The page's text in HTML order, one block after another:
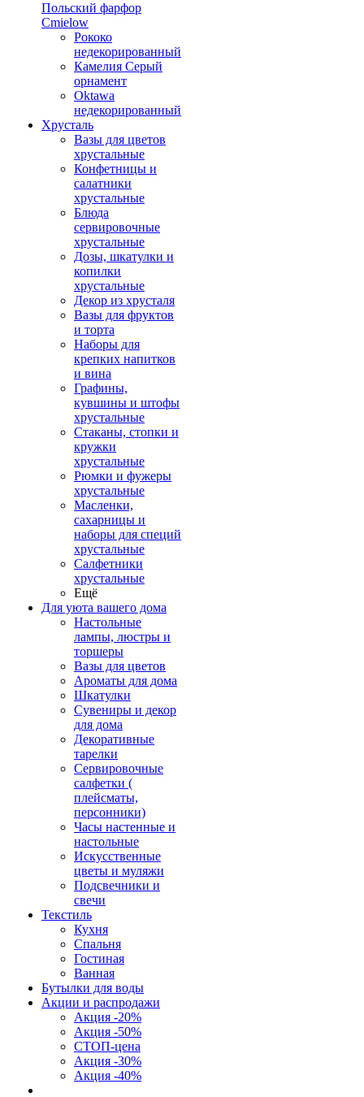
Польский фарфор
Сmielow
Рококо
недекорированный
Камелия Серый
орнамент
Oktawa
недекорированный
Хрусталь
Вазы для цветов
хрустальные
Конфетницы и
салатники
хрустальные
Блюда
сервировочные
хрустальные
Дозы, шкатулки и
копилки
хрустальные
Декор из хрусталя
Вазы для фруктов
и торта
Наборы для
крепких напитков
и вина
Графины,
кувшины и штофы
хрустальные
Стаканы, стопки и
кружки
хрустальные
Рюмки и фужеры
хрустальные
Масленки,
сахарницы и
наборы для специй
хрустальные
Салфетники
хрустальные
Ещё
Для уюта вашего дома
Настольные
лампы, люстры и
торшеры
Вазы для цветов
Ароматы для дома
Шкатулки
Сувениры и декор
для дома
Декоративные
тарелки
Сервировочные
салфетки (
плейсматы,
персонники)
Часы настенные и
настольные
Искусственные
цветы и муляжи
Подсвечники и
свечи
Текстиль
Кухня
Спальня
Гостиная
Ванная
Бутылки для воды
Акции и распродажи
Акция -20%
Акция -50%
СТОП-цена
Акция -30%
Акция -40%